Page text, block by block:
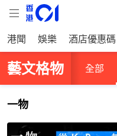
港聞 娛樂 酒店優惠碼
藝文格物 全部
一物